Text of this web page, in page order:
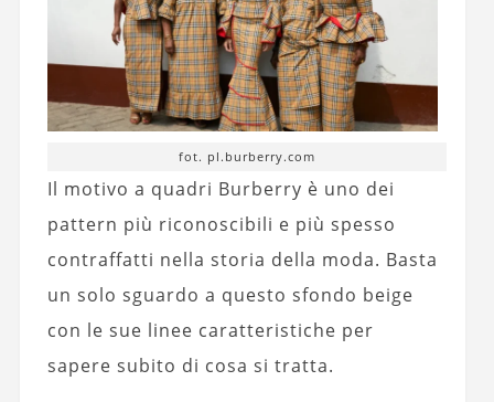
fot. pl.burberry.com
Il motivo a quadri Burberry è uno dei
pattern più riconoscibili e più spesso
contraffatti nella storia della moda. Basta
un solo sguardo a questo sfondo beige
con le sue linee caratteristiche per
sapere subito di cosa si tratta.